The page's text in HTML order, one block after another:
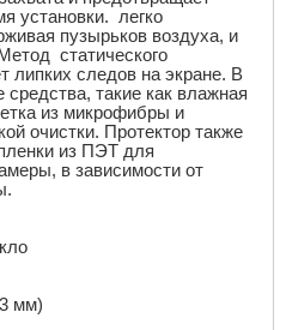
установки. легко
пузырьков воздуха, и
статического
липких следов на экране. В
такие как влажная
из микрофибры и
очистки. Протектор также
из ПЭТ для
в зависимости от
мм)